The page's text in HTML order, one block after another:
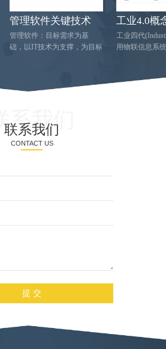
管理软件关键技术
管理软件：目标需求为基
础，以IT技术为支撑，为目标
工业4.0概
工业四代
用物联信息系
息数据化、智
联系我们
联系我们
CONTACT US